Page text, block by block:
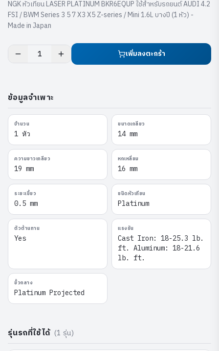
NGK หัวเทียน LASER PLATINUM BKR6EQUP ใช้สำหรับรถยนต์ AUDI 4.2
FSI / BWM Series 3 5 7 X3 X5 Z-series / Mini 1.6L บางปี (1 หัว) -
Made in Japan
1 เพิ่มลงตะกร้า
ข้อมูลจำเพาะ
จำนวน
1 หัว
ขนาดเกลียว
14 mm
ความยาวเกลียว
19 mm
หกเหลี่ยม
16 mm
ระยะเขี้ยว
0.5 mm
ชนิดหัวเทียน
Platinum
ตัวต้านทาน
Yes
แรงขัน
Cast Iron: 18-25.3 lb.
ft. Aluminum: 18-21.6
lb. ft.
ขั้วกลาง
Platinum Projected
รุ่นรถที่ใช้ได้ (1 รุ่น)